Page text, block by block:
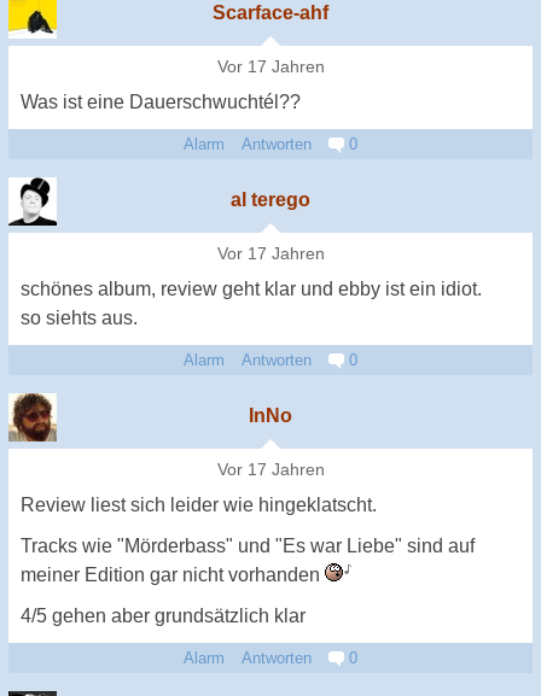
Scarface-ahf
Vor 17 Jahren
Was ist eine Dauerschwuchtél??
Alarm Antworten 0
al terego
Vor 17 Jahren
schönes album, review geht klar und ebby ist ein idiot.
so siehts aus.
Alarm Antworten 0
InNo
Vor 17 Jahren
Review liest sich leider wie hingeklatscht.
Tracks wie "Mörderbass" und "Es war Liebe" sind auf
meiner Edition gar nicht vorhanden
4/5 gehen aber grundsätzlich klar
Alarm Antworten 0